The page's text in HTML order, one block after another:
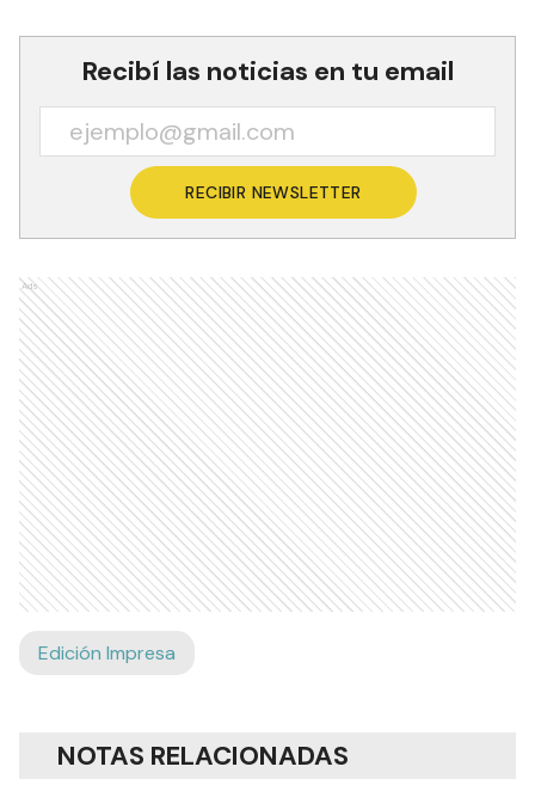
Recibí las noticias en tu email
RECIBIR NEWSLETTER
Ads
Edición Impresa
NOTAS RELACIONADAS